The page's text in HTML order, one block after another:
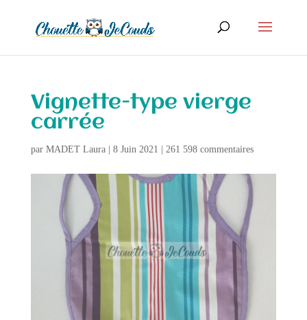
Vignette-type vierge
carrée
par MADET Laura| 8 Juin 2021 261 598 commentaires